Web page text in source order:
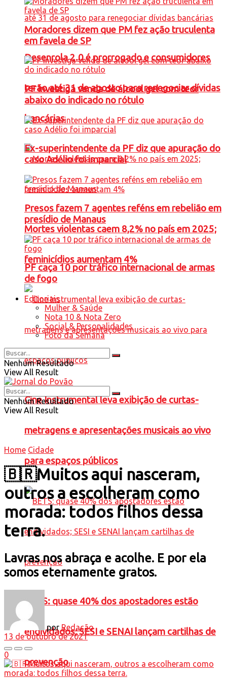
Desenrola 2.0 é prorrogado e consumidores
terão até 31 de agosto para renegociar dívidas
bancárias
Mortes violentas caem 8,2% no país em 2025;
feminicídios aumentam 4%
Cine Instrumental leva exibição de curtas-
metragens e apresentações musicais ao vivo
para espaços públicos
BETS: quase 40% dos apostadores estão
endividados; SESI e SENAI lançam cartilhas de
prevenção
Moradores dizem que PM fez ação truculenta
em favela de SP
PF investiga venda de álcool gel com teor
abaixo do indicado no rótulo
Ex-superintendente da PF diz que apuração do
caso Adélio foi imparcial
Presos fazem 7 agentes reféns em rebelião em
presídio de Manaus
PF caça 10 por tráfico internacional de armas
de fogo
Editoriais
Mulher & Saúde
Nota 10 & Nota Zero
Social & Personalidades
Foto da Semana
Nenhum Resultado
View All Result
Nenhum Resultado
View All Result
Home Cidade
🇧🇷Muitos aqui nasceram,
outros a escolheram como
morada: todos filhos dessa
terra.
Lavras nos abraça e acolhe. E por ela
somos eternamente gratos.
por Redação
13 de outubro de 2021
0